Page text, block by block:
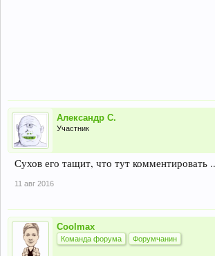
Александр С.
Участник
Сухов его тащит, что тут комментировать ..
11 авг 2016
Coolmax
Команда форума Форумчанин